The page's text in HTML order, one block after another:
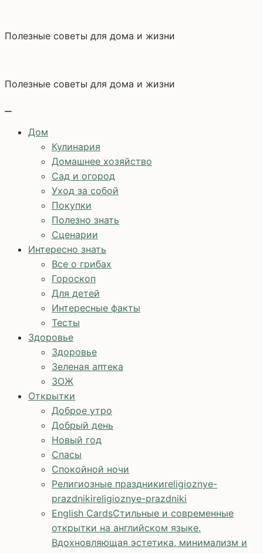
содержимому
Полезные советы для дома и жизни
Полезные советы для дома и жизни
Дом
Кулинария
Домашнее хозяйство
Сад и огород
Уход за собой
Покупки
Полезно знать
Сценарии
Интересно знать
Все о грибах
Гороскоп
Для детей
Интересные факты
Тесты
Здоровье
Здоровье
Зеленая аптека
ЗОЖ
Открытки
Доброе утро
Добрый день
Новый год
Спасы
Спокойной ночи
Религиозные праздникиreligioznye-
prazdnikireligioznye-prazdniki
English CardsСтильные и современные
открытки на английском языке.
Вдохновляющая эстетика, минимализм и